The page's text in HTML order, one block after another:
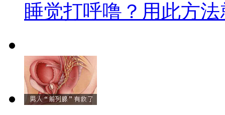
睡觉打呼噜？用此方